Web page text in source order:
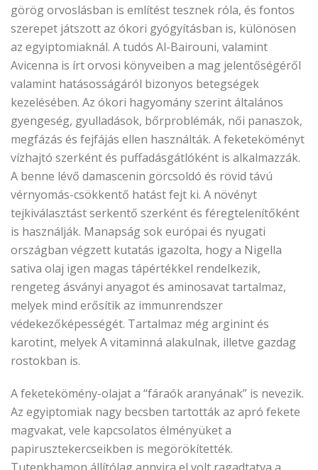
görög orvoslásban is említést tesznek róla, és fontos
szerepet játszott az ókori gyógyításban is, különösen
az egyiptomiaknál. A tudós Al-Bairouni, valamint
Avicenna is írt orvosi könyveiben a mag jelentőségéről
valamint hatásosságáról bizonyos betegségek
kezelésében. Az ókori hagyomány szerint általános
gyengeség, gyulladások, bőrproblémák, női panaszok,
megfázás és fejfájás ellen használták. A feketeköményt
vízhajtó szerként és puffadásgátlóként is alkalmazzák.
A benne lévő damascenin görcsoldó és rövid távú
vérnyomás-csökkentő hatást fejt ki. A növényt
tejkiválasztást serkentő szerként és féregtelenítőként
is használják. Manapság sok európai és nyugati
országban végzett kutatás igazolta, hogy a Nigella
sativa olaj igen magas tápértékkel rendelkezik,
rengeteg ásványi anyagot és aminosavat tartalmaz,
melyek mind erősítik az immunrendszer
védekezőképességét. Tartalmaz még arginint és
karotint, melyek A vitaminná alakulnak, illetve gazdag
rostokban is.
A feketekömény-olajat a “fáraók aranyának” is nevezik.
Az egyiptomiak nagy becsben tartották az apró fekete
magvakat, vele kapcsolatos élményüket a
papirusztekercseikben is megörökítették.